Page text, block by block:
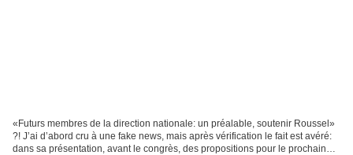
«Futurs membres de la direction nationale: un préalable, soutenir Roussel»
?! J’ai d’abord cru à une fake news, mais après vérification le fait est avéré:
dans sa présentation, avant le congrès, des propositions pour le prochain